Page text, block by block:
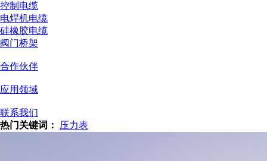
控制电缆
电焊机电缆
硅橡胶电缆
阀门桥架
合作伙伴
应用领域
联系我们
热门关键词：
压力表